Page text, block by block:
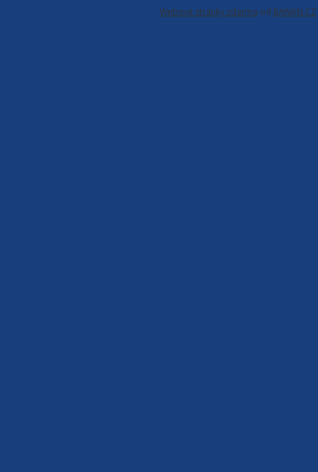
Webové stránky zdarma od BANAN.CZ